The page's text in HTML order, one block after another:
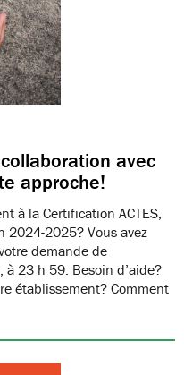
avec
approche!
à la Certification ACTES,
2024-2025? Vous avez
demande de
23 h 59. Besoin d’aide?
établissement? Comment